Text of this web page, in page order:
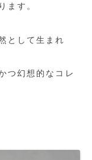
ます。
として生まれ
つ幻想的なコレ